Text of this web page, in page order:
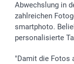
Abwechslung in
zahlreichen
smartphoto.
personalisierte
"Damit die Fotos